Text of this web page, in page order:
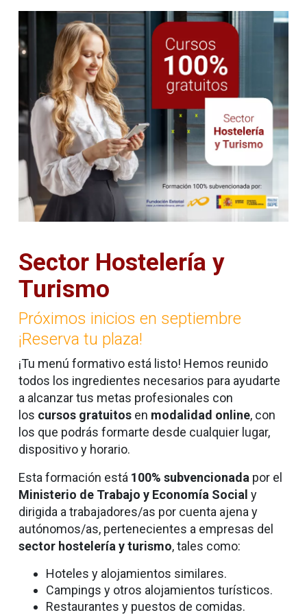
Sector Hostelería y
Turismo
Próximos inicios en septiembre
¡Reserva tu plaza!
¡Tu menú formativo está listo! Hemos reunido
todos los ingredientes necesarios para ayudarte
a alcanzar tus metas profesionales con
los cursos gratuitosen modalidad online, con
los que podrás formarte desde cualquier lugar,
dispositivo y horario.
Esta formación está 100% subvencionada por el
Ministerio de Trabajo y Economía Social y
dirigida a trabajadores/as por cuenta ajena y
autónomos/as, pertenecientes a empresas del
sector hostelería y turismo, tales como:
Hoteles y alojamientos similares.
Campings y otros alojamientos turísticos.
Restaurantes y puestos de comidas.